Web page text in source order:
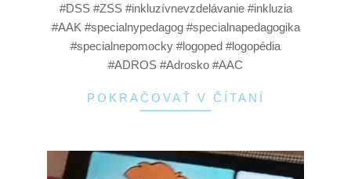
#DSS #ZSS #inkluzívnevzdelávanie #inkluzia
#AAK #specialnypedagog #specialnapedagogika
#specialnepomocky #logoped #logopédia
#ADROS #Adrosko #AAC
POKRAČOVAŤ V ČÍTANÍ